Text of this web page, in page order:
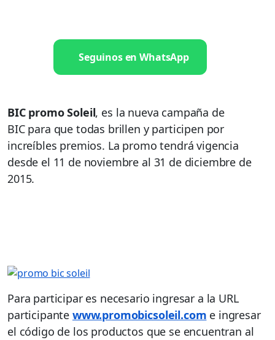
Seguinos en WhatsApp
BIC promo Soleil, es la nueva campaña de
BIC para que todas brillen y participen por
increíbles premios. La promo tendrá vigencia
desde el 11 de noviembre al 31 de diciembre de
2015.
Para participar es necesario ingresar a la URL
participante www.promobicsoleil.com e ingresar
el código de los productos que se encuentran al